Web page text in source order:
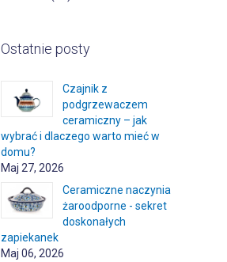
Ostatnie posty
Czajnik z
podgrzewaczem
ceramiczny – jak
wybrać i dlaczego warto mieć w
domu?
Maj 27, 2026
Ceramiczne naczynia
żaroodporne - sekret
doskonałych
zapiekanek
Maj 06, 2026